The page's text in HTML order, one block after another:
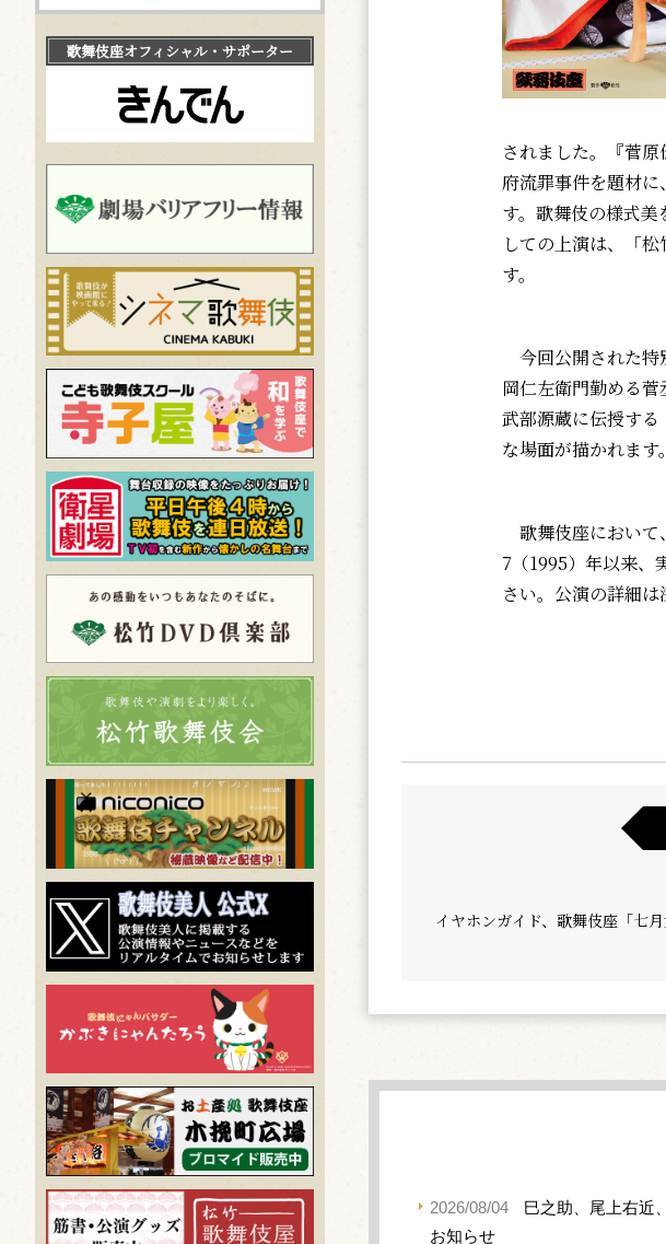
されました。『菅
府流罪事件を題材
す。歌舞伎の様式
しての上演は、「
す。
今回公開された特
岡仁左衛門勤める
武部源蔵に伝授す
な場面が描かれます。
歌舞伎座において
7（1995）年以来、
さい。公演の詳細は
イヤホンガイド、歌舞伎座「七
2026/08/04
巳之助、尾上右近
お知らせ
歌舞伎座オフィシャル・サポーター